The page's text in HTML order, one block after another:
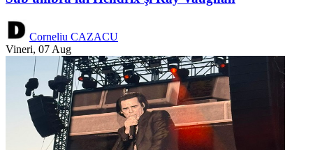
Corneliu CAZACU
Vineri, 07 Aug